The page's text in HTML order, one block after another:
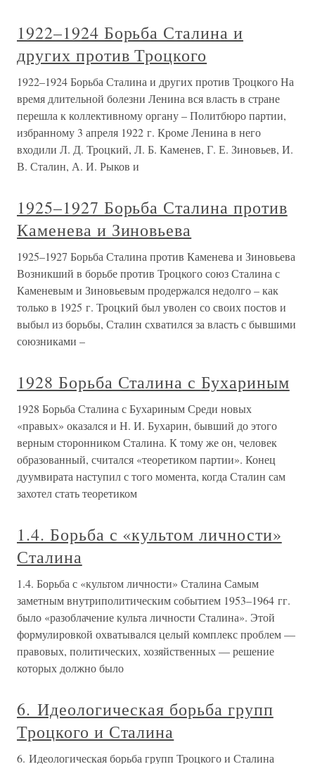
1922–1924 Борьба Сталина и
других против Троцкого
1922–1924 Борьба Сталина и других против Троцкого На
время длительной болезни Ленина вся власть в стране
перешла к коллективному органу – Политбюро партии,
избранному 3 апреля 1922 г. Кроме Ленина в него
входили Л. Д. Троцкий, Л. Б. Каменев, Г. Е. Зиновьев, И.
В. Сталин, А. И. Рыков и
1925–1927 Борьба Сталина против
Каменева и Зиновьева
1925–1927 Борьба Сталина против Каменева и Зиновьева
Возникший в борьбе против Троцкого союз Сталина с
Каменевым и Зиновьевым продержался недолго – как
только в 1925 г. Троцкий был уволен со своих постов и
выбыл из борьбы, Сталин схватился за власть с бывшими
союзниками –
1928 Борьба Сталина с Бухариным
1928 Борьба Сталина с Бухариным Среди новых
«правых» оказался и Н. И. Бухарин, бывший до этого
верным сторонником Сталина. К тому же он, человек
образованный, считался «теоретиком партии». Конец
дуумвирата наступил с того момента, когда Сталин сам
захотел стать теоретиком
1.4. Борьба с «культом личности»
Сталина
1.4. Борьба с «культом личности» Сталина Самым
заметным внутриполитическим событием 1953–1964 гг.
было «разоблачение культа личности Сталина». Этой
формулировкой охватывался целый комплекс проблем —
правовых, политических, хозяйственных — решение
которых должно было
6. Идеологическая борьба групп
Троцкого и Сталина
6. Идеологическая борьба групп Троцкого и Сталина